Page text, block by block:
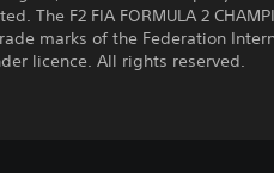
The F2 FIA FORMULA 2
marks of the Federation
licence. All rights reserved.